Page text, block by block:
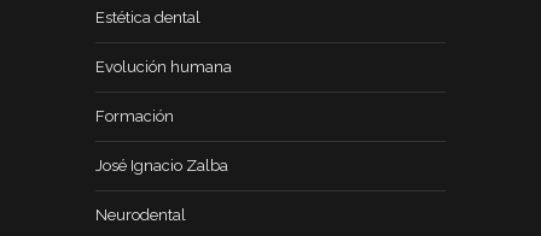
Estética dental
Evolución humana
Formación
José Ignacio Zalba
Neurodental